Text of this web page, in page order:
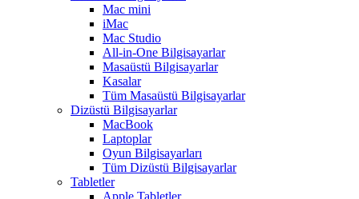
Mac mini
iMac
Mac Studio
All-in-One Bilgisayarlar
Masaüstü Bilgisayarlar
Kasalar
Tüm Masaüstü Bilgisayarlar
Dizüstü Bilgisayarlar
MacBook
Laptoplar
Oyun Bilgisayarları
Tüm Dizüstü Bilgisayarlar
Tabletler
Apple Tabletler